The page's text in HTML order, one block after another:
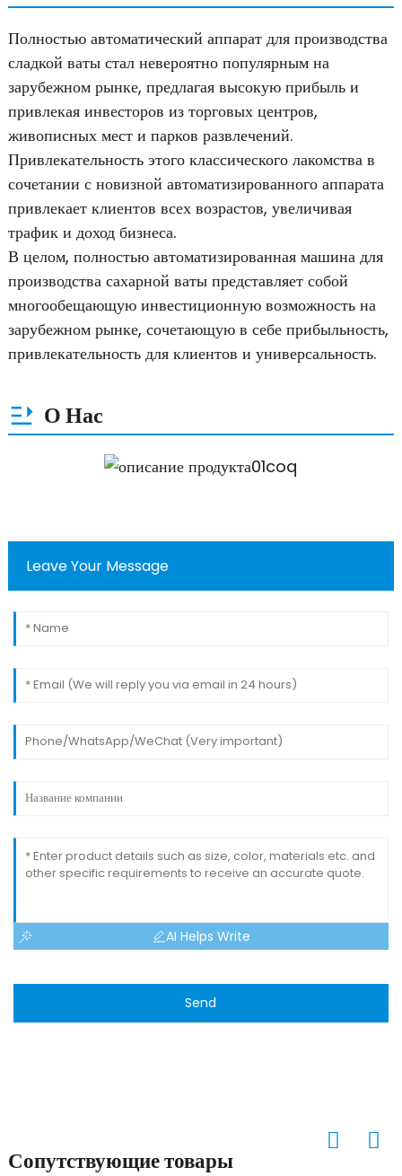
Полностью автоматический аппарат для производства
сладкой ваты стал невероятно популярным на
зарубежном рынке, предлагая высокую прибыль и
привлекая инвесторов из торговых центров,
живописных мест и парков развлечений.
Привлекательность этого классического лакомства в
сочетании с новизной автоматизированного аппарата
привлекает клиентов всех возрастов, увеличивая
трафик и доход бизнеса.
В целом, полностью автоматизированная машина для
производства сахарной ваты представляет собой
многообещающую инвестиционную возможность на
зарубежном рынке, сочетающую в себе прибыльность,
привлекательность для клиентов и универсальность.
О Нас
Leave Your Message
AI Helps Write
Send
Сопутствующие товары